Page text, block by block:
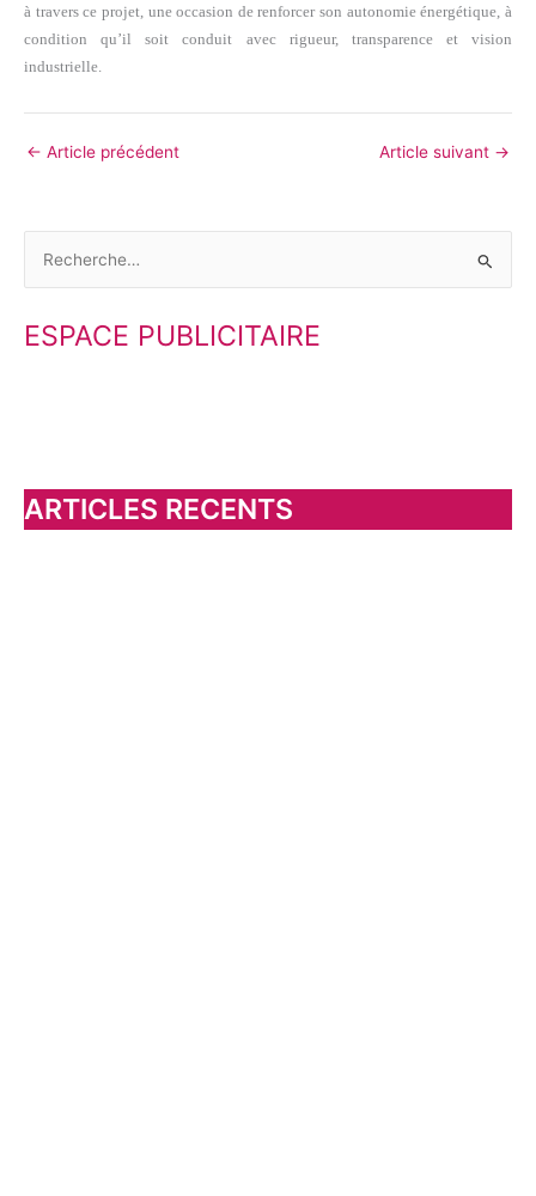
à travers ce projet, une occasion de renforcer son autonomie énergétique, à
condition qu’il soit conduit avec rigueur, transparence et vision
industrielle.
← Article précédent Article suivant →
c
h
e
ESPACE PUBLICITAIRE
ARTICLES RECENTS